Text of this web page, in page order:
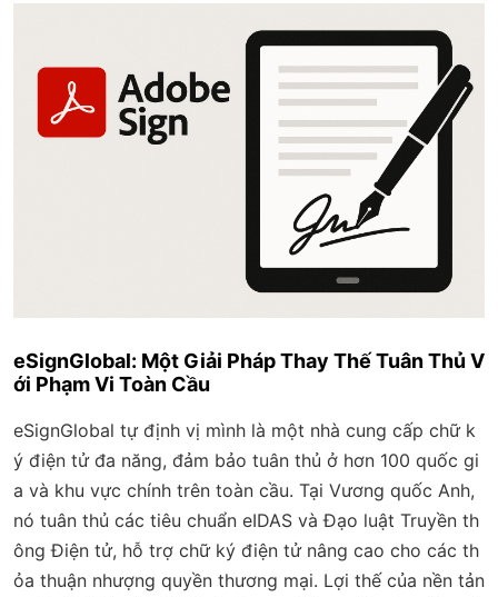
eSignGlobal: Một Giải Pháp Thay Thế Tuân Thủ V
ới Phạm Vi Toàn Cầu
eSignGlobal tự định vị mình là một nhà cung cấp chữ k
ý điện tử đa năng, đảm bảo tuân thủ ở hơn 100 quốc gi
a và khu vực chính trên toàn cầu. Tại Vương quốc Anh,
nó tuân thủ các tiêu chuẩn eIDAS và Đạo luật Truyền th
ông Điện tử, hỗ trợ chữ ký điện tử nâng cao cho các th
ỏa thuận nhượng quyền thương mại. Lợi thế của nền tản